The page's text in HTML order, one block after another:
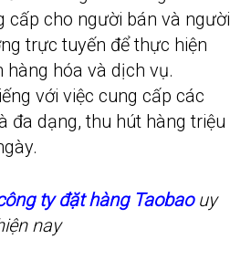
cấp cho người bán và người
trực tuyến để thực hiện
hóa và dịch vụ.
với việc cung cấp các
đa dạng, thu hút hàng triệu
ty đặt hàng Taobao uy
nay